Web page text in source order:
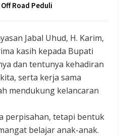
Road Peduli
Jabal Uhud, H. Karim,
kasih kepada Bupati
dan tentunya kehadiran
serta kerja sama
mendukung kelancaran
perpisahan, tetapi bentuk
belajar anak-anak.